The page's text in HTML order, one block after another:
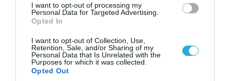
I want to opt-out of processing my
Personal Data for Targeted Advertising.
Opted In
I want to opt-out of Collection, Use,
Retention, Sale, and/or Sharing of my
Personal Data that Is Unrelated with the
Purposes for which it was collected.
Opted Out
07.08.2026 | 20:02
Ο Γιάννης Αλαφούζος «τέλειωσε» τον
Κωνσταντίνο Ζούλα από τον ΣΚΑΪ – Ο λόγος της